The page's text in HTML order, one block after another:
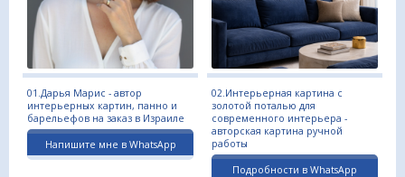
01.Дарья Марис - автор
интерьерных картин, панно и
барельефов на заказ в Израиле
Напишите мне в WhatsApp
02.Интерьерная картина с
золотой поталью для
современного интерьера -
авторская картина ручной
работы
Подробности в WhatsApp